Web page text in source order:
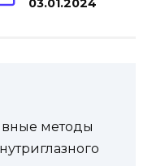
03.01.2024
методы